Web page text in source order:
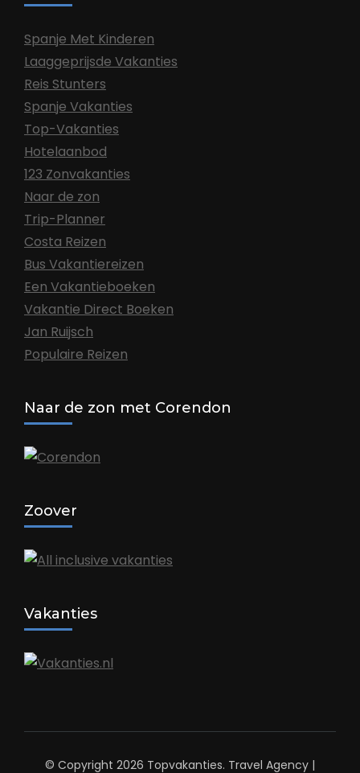
Spanje Met Kinderen
Laaggeprijsde Vakanties
Reis Stunters
Spanje Vakanties
Top-Vakanties
Hotelaanbod
123 Zonvakanties
Naar de zon
Trip-Planner
Costa Reizen
Bus Vakantiereizen
Een Vakantieboeken
Vakantie Direct Boeken
Jan Ruijsch
Populaire Reizen
Naar de zon met Corendon
Zoover
Vakanties
© Copyright 2026 Topvakanties. Travel Agency |